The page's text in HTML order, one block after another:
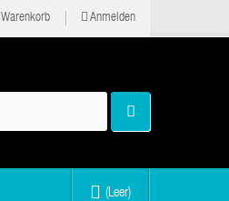
Warenkorb Anmelden
(Leer)